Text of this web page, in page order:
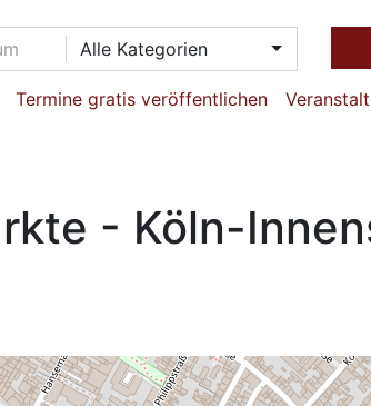
Alle Kategorien
Termine gratis veröffentlichen
- Köln-